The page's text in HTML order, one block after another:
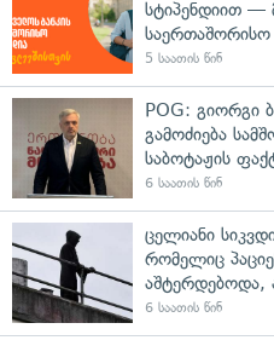
სტიპენდიით —
საერთაშორისო
5 საათის წინ
POG: გიორგი
გამოძიება
საბოტაჟის
6 საათის წინ
ცელიანი
რომელიც
აშტერდებოდა,
6 საათის წინ